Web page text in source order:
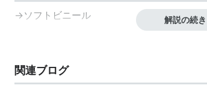
→ソフトビニール 解説の続
関連ブログ